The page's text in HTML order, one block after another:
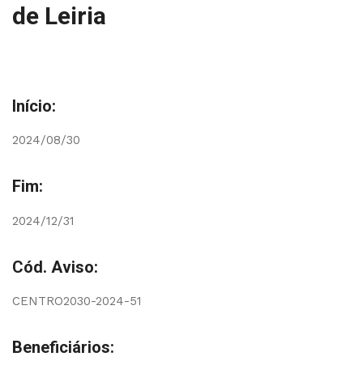
de Leiria
Início:
2024/08/30
Fim:
2024/12/31
Cód. Aviso:
CENTRO2030-2024-51
Beneficiários: